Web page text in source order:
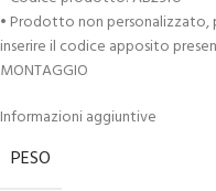
• Prodotto non personalizzato,
inserire il codice apposito
MONTAGGIO
Informazioni aggiuntive
PESO